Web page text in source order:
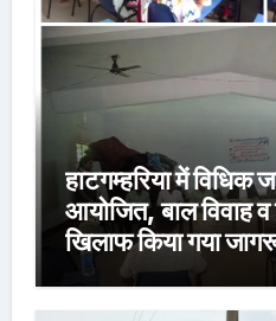
हाटगम्हरिया में विधिक
आयोजित, बाल विवाह
खिलाफ किया गया